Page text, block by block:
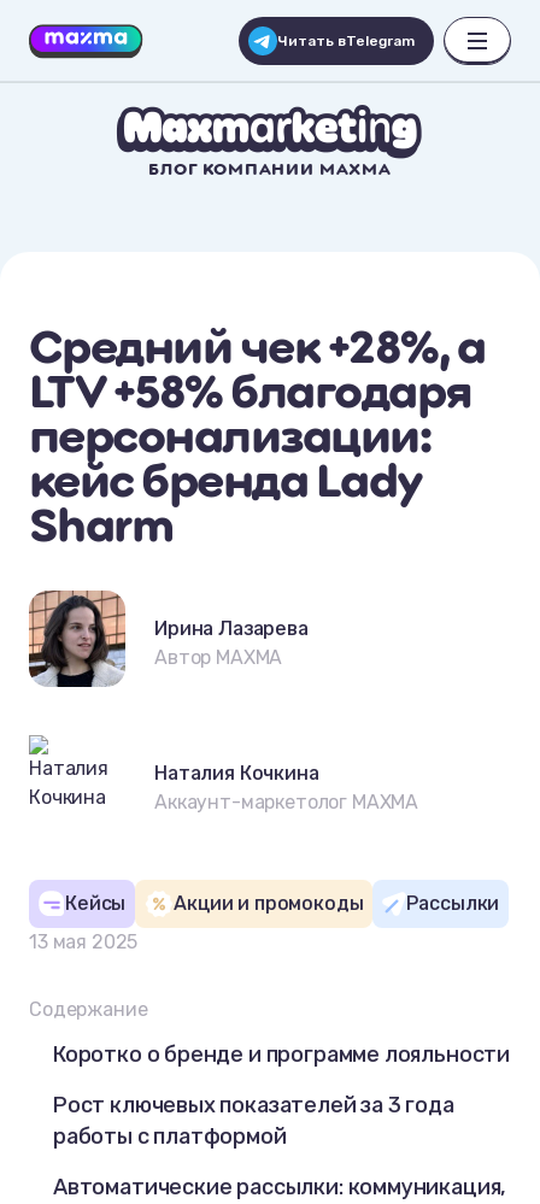
Читать вTelegram
БЛОГ КОМПАНИИ MAXMA
Средний чек +28%, а
LTV +58% благодаря
персонализации:
кейс бренда Lady
Sharm
Ирина Лазарева
Автор MAXMA
Наталия Кочкина
Аккаунт-маркетолог MAXMA
Кейсы Акции и промокоды
Рассылки
13 мая 2025
Содержание
Коротко о бренде и программе лояльности
Рост ключевых показателей за 3 года
работы с платформой
Автоматические рассылки: коммуникация,